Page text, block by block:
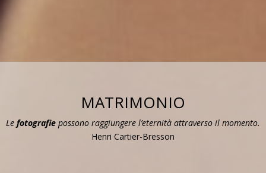
MATRIMONIO
Le fotografie possono raggiungere l’eternità attraverso il momento.
Henri Cartier-Bresson